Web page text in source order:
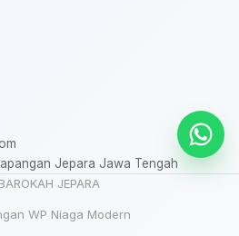
Jepara Jawa Tengah
JEPARA
WP Niaga Modern